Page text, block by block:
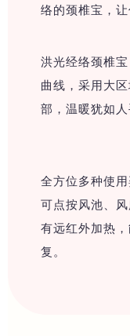
络的颈椎宝，
洪光经络颈椎
曲线，采用大
部，温暖犹如
全方位多种使
可点按风池、
有远红外加热
复。